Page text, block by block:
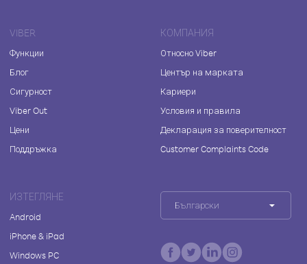
VIBER
Функции
Блог
Сигурност
Viber Out
Цени
Поддръжка
КОМПАНИЯ
Относно Viber
Център на марката
Кариери
Условия и правила
Декларация за поверителност
Customer Complaints Code
ИЗТЕГЛЯНЕ
Android
iPhone & iPad
Windows PC
Български